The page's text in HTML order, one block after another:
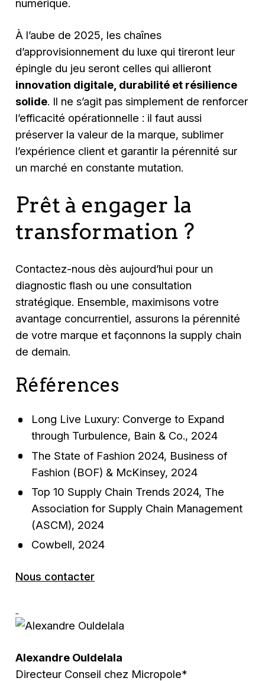
numérique.
À l’aube de 2025, les chaînes
d’approvisionnement du luxe qui tireront leur
épingle du jeu seront celles qui allieront
innovation digitale, durabilité et résilience
solide. Il ne s’agit pas simplement de renforcer
l’efficacité opérationnelle : il faut aussi
préserver la valeur de la marque, sublimer
l’expérience client et garantir la pérennité sur
un marché en constante mutation.
Prêt à engager la
transformation ?
Contactez-nous dès aujourd’hui pour un
diagnostic flash ou une consultation
stratégique. Ensemble, maximisons votre
avantage concurrentiel, assurons la pérennité
de votre marque et façonnons la supply chain
de demain.
Références
Long Live Luxury: Converge to Expand
through Turbulence, Bain & Co., 2024
The State of Fashion 2024, Business of
Fashion (BOF) & McKinsey, 2024
Top 10 Supply Chain Trends 2024, The
Association for Supply Chain Management
(ASCM), 2024
Cowbell, 2024
Nous contacter
Alexandre Ouldelala
Directeur Conseil chez Micropole*